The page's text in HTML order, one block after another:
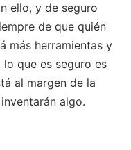
ello, y de seguro
de que quién
más herramientas y
que es seguro es
al margen de la
algo.